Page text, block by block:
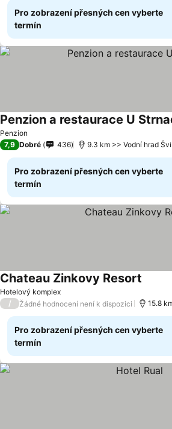
Pro zobrazení přesných cen vyberte
termín
Penzion
Penzion a restaurace U
7,9 Dobré 436 9.3 km >> Vodní hrad
Pro zobrazení přesných cen vyberte
termín
Hotelový komplex
Chateau Zinkovy Resort
/ Žádné hodnocení není k dispozici 15.8
Pro zobrazení přesných cen vyberte
termín